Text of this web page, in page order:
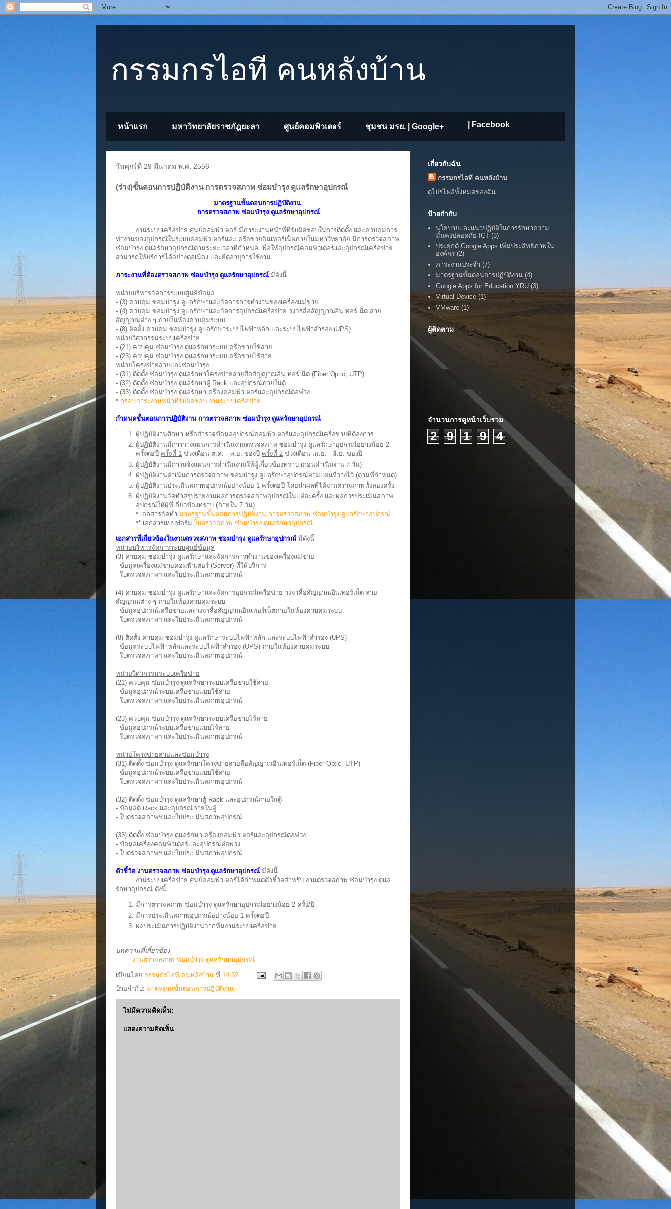
กรรมกรไอที คนหลังบ้าน
หน้าแรก มหาวิทยาลัยราชภัฎยะลา ศูนย์คอมพิวเตอร์ ชุมชน มรย. | Google+ | Facebook
วันศุกร์ที่ 29 มีนาคม พ.ศ. 2556
(ร่าง)ขั้นตอนการปฏิบัติงาน การตรวจสภาพ ซ่อมบำรุง ดูแลรักษาอุปกรณ์
มาตรฐานขั้นตอนการปฏิบัติงาน
การตรวจสภาพ ซ่อมบำรุง ดูแลรักษาอุปกรณ์
งานระบบเครือข่าย ศูนย์คอมพิวเตอร์ มีภาระงานหน้าที่ที่รับผิดชอบในการติดตั้ง และควบคุมการ
ทำงานของอุปกรณ์ในระบบคอมพิวเตอร์และเครือข่ายอินเทอร์เน็ตภายในมหาวิทยาลัย มีการตรวจสภาพ
ซ่อมบำรุง ดูแลรักษาอุปกรณ์ตามระยะเวลาที่กำหนด เพื่อให้อุปกรณ์คอมพิวเตอร์และอุปกรณ์เครือข่าย
สามารถให้บริการได้อย่างต่อเนื่อง และยืดอายุการใช้งาน
ภาระงานที่ต้องตรวจสภาพ ซ่อมบำรุง ดูแลรักษาอุปกรณ์ มีดังนี้
หน่วยบริหารจัดการระบบศูนย์ข้อมูล
- (3) ควบคุม ซ่อมบำรุง ดูแลรักษาและจัดการการทำงานของเครื่องแม่ข่าย
- (4) ควบคุม ซ่อมบำรุง ดูแลรักษาและจัดการอุปกรณ์เครือข่าย วงจรสื่อสัญญาณอินเทอร์เน็ต สาย
สัญญาณต่าง ๆ ภายในห้องควบคุมระบบ
- (8) ติดตั้ง ควบคุม ซ่อมบำรุง ดูแลรักษาระบบไฟฟ้าหลัก และระบบไฟฟ้าสำรอง (UPS)
หน่วยวิศวกรรมระบบเครือข่าย
- (21) ควบคุม ซ่อมบำรุง ดูแลรักษาระบบเครือข่ายใช้สาย
- (23) ควบคุม ซ่อมบำรุง ดูแลรักษาระบบเครือข่ายไร้สาย
หน่วยโครงข่ายสายและซ่อมบำรุง
- (31) ติดตั้ง ซ่อมบำรุง ดูแลรักษาโครงข่ายสายสื่่อสัญญาณอินเทอร์เน็ต (Fiber Optic, UTP)
- (32) ติดตั้ง ซ่อมบำรุง ดูแลรักษาตู้ Rack และอุปกรณ์ภายในตู้
- (33) ติดตั้ง ซ่อมบำรุง ดูแลรักษาเครื่องคอมพิวเตอร์และอุปกรณ์ต่อพ่วง
* กรอบภาระงานหน้าที่รับผิดชอบ งานระบบเครือข่าย
กำหนดขั้นตอนการปฏิบัติงาน การตรวจสภาพ ซ่อมบำรุง ดูแลรักษาอุปกรณ์
ผู้ปฏิบัติงานศึกษา หรือสำรวจข้อมูลอุปกรณ์คอมพิวเตอร์และอุปกรณ์เครือข่ายที่ต้องการ
ผู้ปฏิบัติงานมีการวางแผนการดำเนินงานตรวจสภาพ ซ่อมบำรุง ดูแลรักษาอุปกรณ์อย่างน้อย 2
ครั้งต่อปี ครั้งที่ 1 ช่วงเดือน ต.ค. - พ.ย. ของปี ครั้งที่ 2 ช่วงเดือน เม.ย. - มิ.ย. ของปี
ผู้ปฏิบัติงานมีการแจ้งแผนการดำเนินงานให้ผู้เกี่ยวข้องทราบ (ก่อนดำเนินงาน 7 วัน)
ผู้ปฏิบัติงานดำเนินการตรวจสภาพ ซ่อมบำรุง ดูแลรักษาอุปกรณ์ตามแผนที่วางไว้ (ตามที่กำหนด)
ผู้ปฏิบัติงานประเมินสภาพอุปกรณ์อย่างน้อย 1 ครั้งต่อปี โดยนำผลที่ได้จากตรวจภาพทั้งสองครั้ง
ผู้ปฏิบัติงานจัดทำสรุปรายงานผลการตรวจสภาพอุปกรณ์ในแต่ละครั้ง และผลการประเมินสภาพ
อุปกรณ์ให้ผู้ที่เกี่ยวข้องทราบ (ภายใน 7 วัน)
* เอกสารจัดทำ มาตรฐานขั้นตอนการปฏิบัติงาน การตรวจสภาพ ซ่อมบำรุง ดูแลรักษาอุปกรณ์
** เอกสารแบบฟอร์ม ใบตรวจสภาพ ซ่อมบำรุง ดูแลรักษาอุปกรณ์
เอกสารที่เกี่ยวข้องในงานตรวจสภาพ ซ่อมบำรุง ดูแลรักษาอุปกรณ์ มีดังนี้
หน่วยบริหารจัดการระบบศูนย์ข้อมูล
(3) ควบคุม ซ่อมบำรุง ดูแลรักษาและจัดการการทำงานของเครื่องแม่ข่าย
- ข้อมูลเครื่องแม่ข่ายคอมพิวเตอร์ (Server) ที่ให้บริการ
- ใบตรวจสภาพฯ และใบประเมินสภาพอุปกรณ์
(4) ควบคุม ซ่อมบำรุง ดูแลรักษาและจัดการอุปกรณ์เครือข่าย วงจรสื่อสัญญาณอินเทอร์เน็ต สาย
สัญญาณต่าง ๆ ภายในห้องควบคุมระบบ
- ข้อมูลอุปกรณ์เครือข่ายและวงจรสื่อสัญญาณอินเทอร์เน็ตภายในห้องควบคุมระบบ
- ใบตรวจสภาพฯ และใบประเมินสภาพอุปกรณ์
(8) ติดตั้ง ควบคุม ซ่อมบำรุง ดูแลรักษาระบบไฟฟ้าหลัก และระบบไฟฟ้าสำรอง (UPS)
- ข้อมูลระบบไฟฟ้าหลักและระบบไฟฟ้าสำรอง (UPS) ภายในห้องควบคุมระบบ
- ใบตรวจสภาพฯ และใบประเมินสภาพอุปกรณ์
หน่วยวิศวกรรมระบบเครือข่าย
(21) ควบคุม ซ่อมบำรุง ดูแลรักษาระบบเครือข่ายใช้สาย
- ข้อมูลอุปกรณ์ระบบเครือข่ายแบบใช้สาย
- ใบตรวจสภาพฯ และใบประเมินสภาพอุปกรณ์
(23) ควบคุม ซ่อมบำรุง ดูแลรักษาระบบเครือข่ายไร้สาย
- ข้อมูลอุปกรณ์ระบบเครือข่ายแบบไร้สาย
- ใบตรวจสภาพฯ และใบประเมินสภาพอุปกรณ์
หน่วยโครงข่ายสายและซ่อมบำรุง
(31) ติดตั้ง ซ่อมบำรุง ดูแลรักษาโครงข่ายสายสื่่อสัญญาณอินเทอร์เน็ต (Fiber Optic, UTP)
- ข้อมูลอุปกรณ์ระบบเครือข่ายแบบใช้สาย
- ใบตรวจสภาพฯ และใบประเมินสภาพอุปกรณ์
(32) ติดตั้ง ซ่อมบำรุง ดูแลรักษาตู้ Rack และอุปกรณ์ภายในตู้
- ข้อมูลตู้ Rack และอุปกรณ์ภายในตู้
- ใบตรวจสภาพฯ และใบประเมินสภาพอุปกรณ์
(33) ติดตั้ง ซ่อมบำรุง ดูแลรักษาเครื่องคอมพิวเตอร์และอุปกรณ์ต่อพ่วง
- ข้อมูลเครื่องคอมพิวเตอร์และอุปกรณ์ต่อพ่วง
- ใบตรวจสภาพฯ และใบประเมินสภาพอุปกรณ์
ตัวชี้วัด งานตรวจสภาพ ซ่อมบำรุง ดูแลรักษาอุปกรณ์ มีดังนี้
งานระบบเครือข่าย ศูนย์คอมพิวเตอร์ได้กำหนดตัวชี้วัดสำหรับ งานตรวจสภาพ ซ่อมบำรุง ดูแล
รักษาอุปกรณ์ ดังนี้
มีการตรวจสภาพ ซ่อมบำรุง ดูแลรักษาอุปกรณ์อย่างน้อย 2 ครั้ง/ปี
มีการประเมินสภาพอุปกรณ์อย่างน้อย 1 ครั้งต่อปี
ผลประเมินการปฏิบัติงานจากทีมงานระบบเครือข่าย
บทความที่เกี่ยวข้อง
งานตรวจสภาพ ซ่อมบำรุง ดูแลรักษาอุปกรณ์
เขียนโดย กรรมกรไอที คนหลังบ้าน ที่ 14:32
ป้ายกำกับ: มาตรฐานขั้นตอนการปฏิบัติงาน
ไม่มีความคิดเห็น:
แสดงความคิดเห็น
เกี่ยวกับฉัน
กรรมกรไอที คนหลังบ้าน
ดูโปรไฟล์ทั้งหมดของฉัน
ป้ายกำกับ
นโยบายและแนวปฏิบัติในการรักษาความ
มั่นคงปลอดภัย ICT (3)
ประยุกต์ Google Apps เพิ่มประสิทธิภาพใน
องค์กร (2)
ภาระงานประจำ (7)
มาตรฐานขั้นตอนการปฏิบัติงาน (4)
Google Apps for Education YRU (3)
Virtual Device (1)
VMware (1)
ผู้ติดตาม
จำนวนการดูหน้าเว็บรวม
2 9 1 9 4